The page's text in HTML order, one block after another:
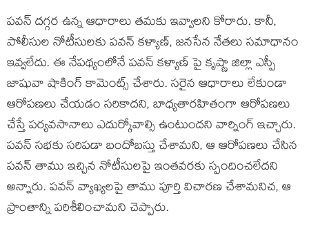
పవన్ దగ్గర ఉన్న ఆధారాలు తమకు ఇవ్వాలని కోరారు. కానీ,
పోలీసుల నోటీసులకు పవన్ కళ్యాణ్, జనసేన నేతలు సమాధానం
ఇవ్వలేదు. ఈ నేపథ్యంలోనే పవన్ కళ్యాణ్ పై కృష్ణా జిల్లా ఎస్పీ
జాషువా షాకింగ్ కామెంట్స్ చేశారు. సరైన ఆధారాలు లేకుండా
ఆరోపణలు చేయడం సరికాదని, బాధ్యతారహితంగా ఆరోపణలు
చేస్తే పర్యవసానాలు ఎదుర్కోవాల్సి ఉంటుందని వార్నింగ్ ఇచ్చారు.
పవన్ సభకు సరిపడా బందోబస్తు చేశామని, ఆ ఆరోపణలు చేసిన
పవన్ తాము ఇచ్చిన నోటీసులపై ఇంతవరకు స్పందించలేదని
అన్నారు. పవన్ వ్యాఖ్యలపై తాము పూర్తి విచారణ చేశామనిచ, ఆ
ప్రాంతాన్ని పరిశీలించామని చెప్పారు.